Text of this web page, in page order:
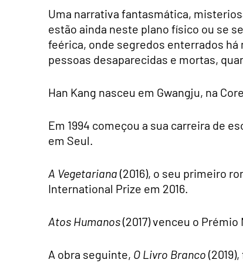
Uma narrativa fantasmática,
estão ainda neste plano físico ou se
feérica, onde segredos enterrados
pessoas desaparecidas e mortas,
Han Kang nasceu em Gwangju, na
Em 1994 começou a sua carreira de
em Seul.
A Vegetariana (2016), o seu primeiro
International Prize em 2016.
Atos Humanos(2017) venceu o
A obra seguinte, O Livro Branco